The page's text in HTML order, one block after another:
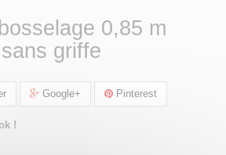
0,85 m
griffe
Google+ Pinterest
!